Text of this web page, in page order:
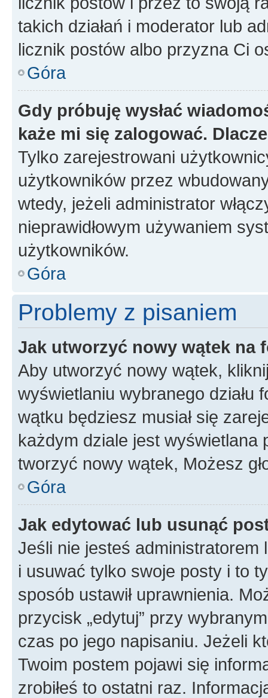
takich działań i moderator lub
licznik postów albo przyzna Ci
Góra
Gdy próbuję wysłać
każe mi się zalogować.
Tylko zarejestrowani
użytkowników przez
wtedy, jeżeli administrator
nieprawidłowym używaniem
użytkowników.
Góra
Problemy z pisaniem
Jak utworzyć nowy wątek na
Aby utworzyć nowy wątek,
wyświetlaniu wybranego działu
wątku będziesz musiał się
każdym dziale jest wyświetlana
tworzyć nowy wątek, Możesz
Góra
Jak edytować lub usunąć
Jeśli nie jesteś
i usuwać tylko swoje posty i to
sposób ustawił uprawnienia.
przycisk „edytuj” przy
czas po jego napisaniu. Jeżeli
Twoim postem pojawi się
zrobiłeś to ostatni raz.